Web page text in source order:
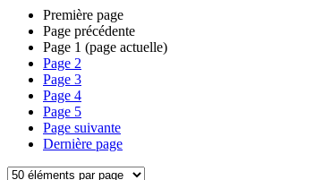
Première page
Page précédente
Page 1 (page actuelle)
Page 2
Page 3
Page 4
Page 5
Page suivante
Dernière page